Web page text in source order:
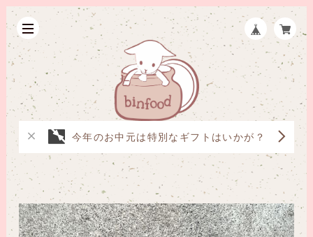
今年のお中元は特別なギフトはいかが？